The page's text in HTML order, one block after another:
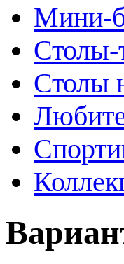
Мини-
Столы